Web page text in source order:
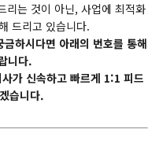
리는 것이 아닌, 사업에 최적화
드리고 있습니다.
하시다면 아래의 번호를 통해
니다.
가 신속하고 빠르게 1:1 피드
습니다.